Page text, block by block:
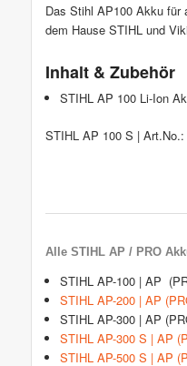
Das Stihl AP100 Akku für
dem Hause STIHL und
Inhalt & Zubehör
STIHL AP 100 Li-Ion
STIHL AP 100 S |
Alle STIHL AP / PRO
STIHL AP-100 | AP
STIHL AP-200 | AP
STIHL AP-300 | AP
STIHL AP-300 S | AP
STIHL AP-500 S | AP